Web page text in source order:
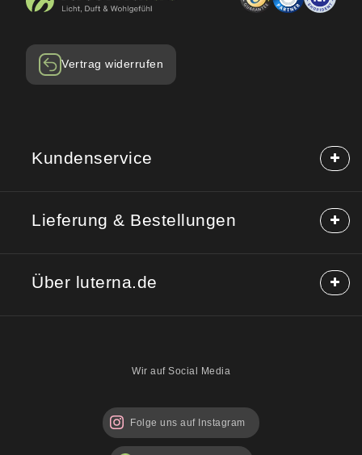
Vertrag widerrufen
Kundenservice
Hilfe & Kontakt
Rücksendung
Lieferung & Bestellungen
Rabattcodes
Über luterna.de
Wir auf Social Media
Folge uns auf Instagram